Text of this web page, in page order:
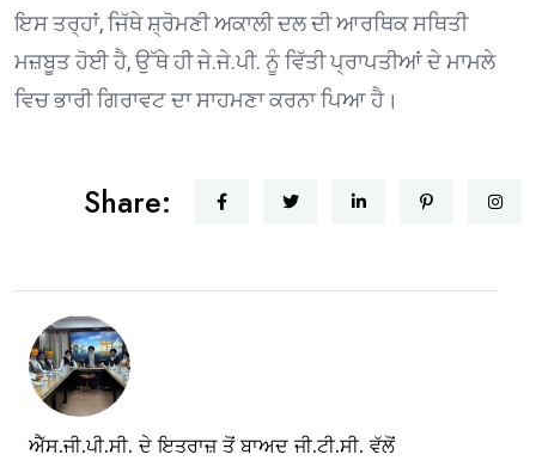
ਇਸ ਤਰ੍ਹਾਂ, ਜਿੱਥੇ ਸ਼੍ਰੋਮਣੀ ਅਕਾਲੀ ਦਲ ਦੀ ਆਰਥਿਕ ਸਥਿਤੀ
ਮਜ਼ਬੂਤ ਹੋਈ ਹੈ, ਉੱਥੇ ਹੀ ਜੇ.ਜੇ.ਪੀ. ਨੂੰ ਵਿੱਤੀ ਪ੍ਰਾਪਤੀਆਂ ਦੇ ਮਾਮਲੇ
ਵਿਚ ਭਾਰੀ ਗਿਰਾਵਟ ਦਾ ਸਾਹਮਣਾ ਕਰਨਾ ਪਿਆ ਹੈ।
Share:
ਐੱਸ.ਜੀ.ਪੀ.ਸੀ. ਦੇ ਇਤਰਾਜ਼ ਤੋਂ ਬਾਅਦ ਜੀ.ਟੀ.ਸੀ. ਵੱਲੋਂ